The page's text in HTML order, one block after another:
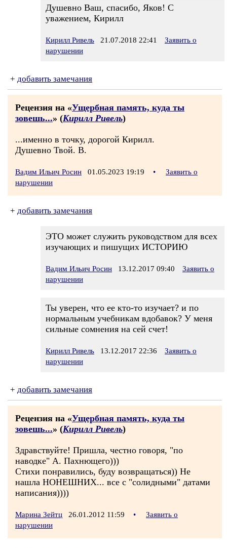
Душевно Ваш, спасибо, Яков! С
уважением, Кирилл
Кирилл Ривель 21.07.2018 22:41
Заявить о
нарушении
+ добавить замечания
Рецензия на «Ущербная память, куда ты
зовешь...» (Кирилл Ривель)
...именно в точку, дорогой Кирилл.
Душевно Твой. В.
Вадим Ильич Росин 01.05.2023 19:19 •
Заявить о
нарушении
+ добавить замечания
ЭТО может служить руководством для всех
изучающих и пишущих ИСТОРИЮ
Вадим Ильич Росин 13.12.2017 09:40
Заявить о
нарушении
Ты уверен, что ее кто-то изучает? и по
нормальным учебникам вдобавок? У меня
сильные сомнения на сей счет!
Кирилл Ривель 13.12.2017 22:36
Заявить о
нарушении
+ добавить замечания
Рецензия на «Ущербная память, куда ты
зовешь...» (Кирилл Ривель)
Здравствуйте! Пришла, честно говоря, "по
наводке" А. Пахнющего)))
Стихи понравились, буду возвращаться)) Не
нашла НОНЕШНИХ... все с "солидными" датами
написания))))
Марина Зейтц 26.01.2012 11:59 •
Заявить о
нарушении